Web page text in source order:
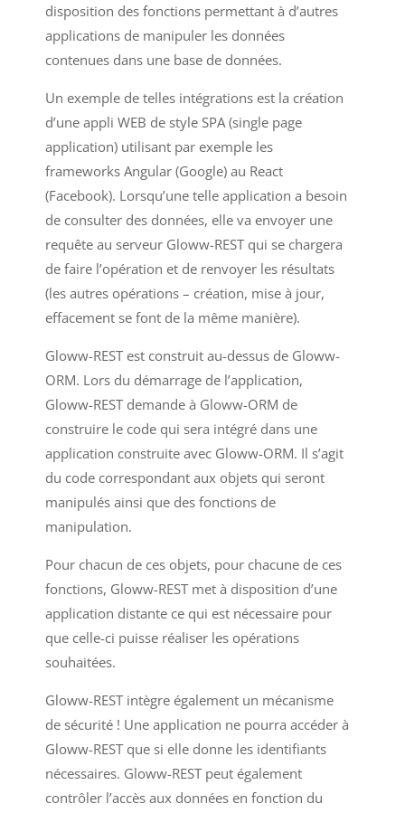
disposition des fonctions permettant à d’autres
applications de manipuler les données
contenues dans une base de données.
Un exemple de telles intégrations est la création
d’une appli WEB de style SPA (single page
application) utilisant par exemple les
frameworks Angular (Google) au React
(Facebook). Lorsqu’une telle application a besoin
de consulter des données, elle va envoyer une
requête au serveur Gloww-REST qui se chargera
de faire l’opération et de renvoyer les résultats
(les autres opérations – création, mise à jour,
effacement se font de la même manière).
Gloww-REST est construit au-dessus de Gloww-
ORM. Lors du démarrage de l’application,
Gloww-REST demande à Gloww-ORM de
construire le code qui sera intégré dans une
application construite avec Gloww-ORM. Il s’agit
du code correspondant aux objets qui seront
manipulés ainsi que des fonctions de
manipulation.
Pour chacun de ces objets, pour chacune de ces
fonctions, Gloww-REST met à disposition d’une
application distante ce qui est nécessaire pour
que celle-ci puisse réaliser les opérations
souhaitées.
Gloww-REST intègre également un mécanisme
de sécurité ! Une application ne pourra accéder à
Gloww-REST que si elle donne les identifiants
nécessaires. Gloww-REST peut également
contrôler l’accès aux données en fonction du